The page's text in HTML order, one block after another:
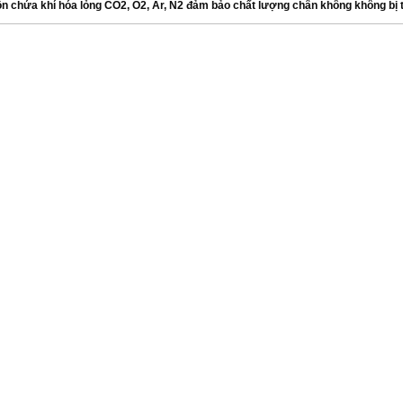
chứa khí hóa lỏng CO2, O2, Ar, N2 đảm bảo chất lượng chân không không bị